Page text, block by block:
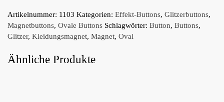
Artikelnummer: 1103 Kategorien: Effekt-Buttons, Glitzerbuttons,
Magnetbuttons, Ovale Buttons Schlagwörter: Button, Buttons,
Glitzer, Kleidungsmagnet, Magnet, Oval
Ähnliche Produkte